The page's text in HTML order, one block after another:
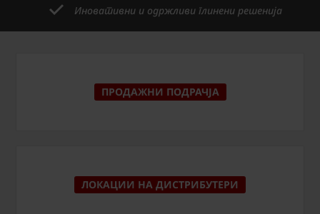
Иновативни и одржливи глинени решенија
ПРОДАЖНИ ПОДРАЧЈА
ЛОКАЦИИ НА ДИСТРИБУТЕРИ